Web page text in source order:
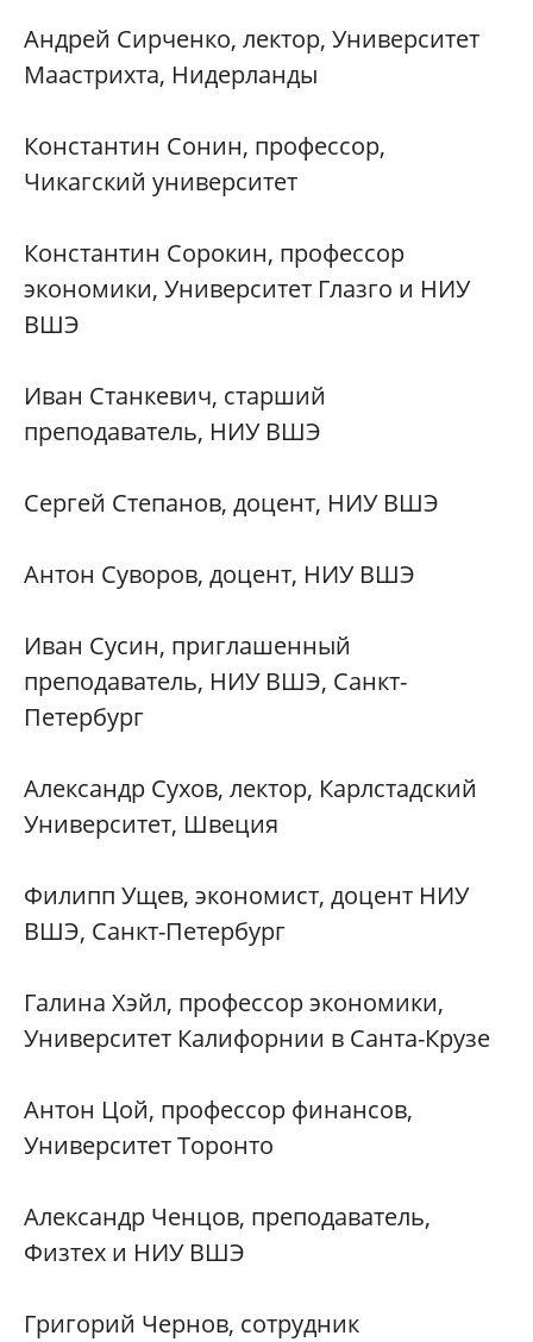
Андрей Сирченко, лектор, Университет
Маастрихта, Нидерланды
Константин Сонин, профессор,
Чикагский университет
Константин Сорокин, профессор
экономики, Университет Глазго и НИУ
ВШЭ
Иван Станкевич, старший
преподаватель, НИУ ВШЭ
Сергей Степанов, доцент, НИУ ВШЭ
Антон Суворов, доцент, НИУ ВШЭ
Иван Сусин, приглашенный
преподаватель, НИУ ВШЭ, Санкт-
Петербург
Александр Сухов, лектор, Карлстадский
Университет, Швеция
Филипп Ущев, экономист, доцент НИУ
ВШЭ, Санкт-Петербург
Галина Хэйл, профессор экономики,
Университет Калифорнии в Санта-Крузе
Антон Цой, профессор финансов,
Университет Торонто
Александр Ченцов, преподаватель,
Физтех и НИУ ВШЭ
Григорий Чернов, сотрудник